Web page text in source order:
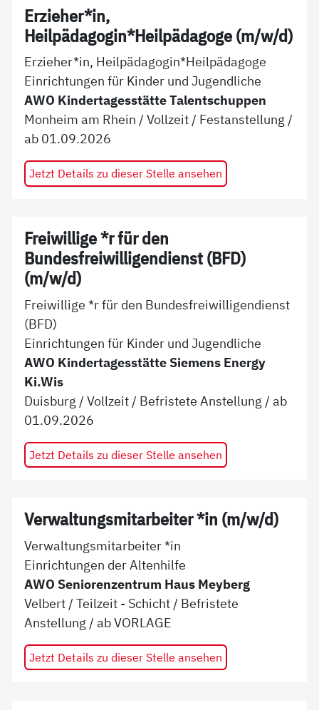
Erzieher*in,
Heilpädagogin*Heilpädagoge (m/w/d)
Erzieher*in, Heilpädagogin*Heilpädagoge
Einrichtungen für Kinder und Jugendliche
AWO Kindertagesstätte Talentschuppen
Monheim am Rhein /Vollzeit / Festanstellung /
ab 01.09.2026
Jetzt Details zu dieser Stelle ansehen
Freiwillige *r für den
Bundesfreiwilligendienst (BFD)
(m/w/d)
Freiwillige *r für den Bundesfreiwilligendienst
(BFD)
Einrichtungen für Kinder und Jugendliche
AWO Kindertagesstätte Siemens Energy
Ki.Wis
Duisburg /Vollzeit / Befristete Anstellung / ab
01.09.2026
Jetzt Details zu dieser Stelle ansehen
Verwaltungsmitarbeiter *in (m/w/d)
Verwaltungsmitarbeiter *in
Einrichtungen der Altenhilfe
AWO Seniorenzentrum Haus Meyberg
Velbert /Teilzeit - Schicht / Befristete
Anstellung / abVORLAGE
Jetzt Details zu dieser Stelle ansehen